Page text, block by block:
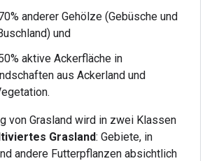
anderer Gehölze (Gebüsche und
und
aktive Ackerfläche in
aus Ackerland und
von Grasland wird in zwei Klassen
Grasland: Gebiete, in
andere Futterpflanzen absichtlich